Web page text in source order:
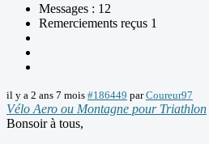
Messages : 12
Remerciements reçus 1
il y a 2 ans 7 mois #186449 parCoureur97
Vélo Aero ou Montagne pour Triathlon
Bonsoir à tous,